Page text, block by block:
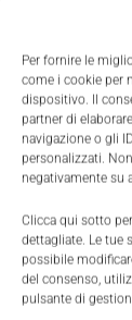
Per fornire le
come i cookie per
dispositivo. Il
partner di
navigazione o gli
personalizzati.
negativamente su
Clicca qui sotto
dettagliate. Le tue
possibile
del consenso,
pulsante di
:
in ogni
di
propri
In occasione
nuovi prodotti,
elettronica
termini di